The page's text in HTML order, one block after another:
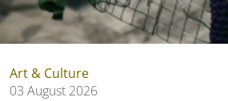
Art & Culture
03 August 2026